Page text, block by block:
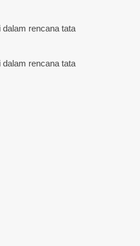
rencana tata
rencana tata